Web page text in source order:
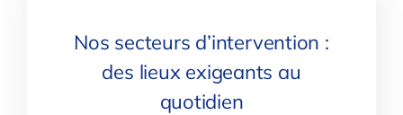
Nos secteurs d’intervention :
des lieux exigeants au
quotidien